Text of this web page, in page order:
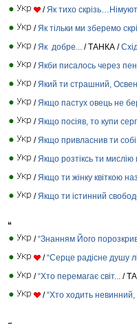
/ Як тихо
/ Як тільки ми зберемо
/ Як добре... / ТАНКА /
/ Якби писалось через
/ Який ти страшний,
/ Якщо пастух овець не
/ Якщо посіяв, то купи
/ Якщо привласнив ти собі
/ Якщо розтіксь ти мислію
/ Якщо ти жінку квіткою
/ Якщо ти істинний
“
/“Знанням Його
/“Серце радісне душу
/“Хто перемагає світ... /
/“Хто ходить